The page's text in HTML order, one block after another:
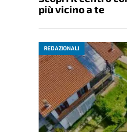
più vicino a te
REDAZIONALI